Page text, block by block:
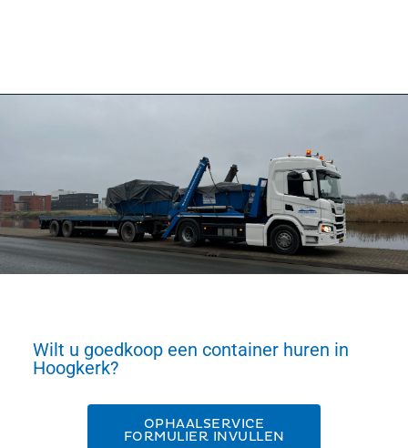
Wilt u goedkoop een container huren in
Hoogkerk?
OPHAALSERVICE
FORMULIER INVULLEN